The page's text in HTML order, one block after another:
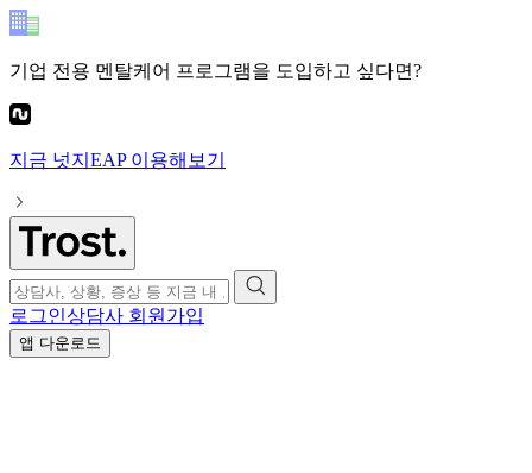
기업 전용 멘탈케어 프로그램을 도입하고 싶다면?
지금 넛지EAP이용해보기
로그인상담사 회원가입
앱 다운로드